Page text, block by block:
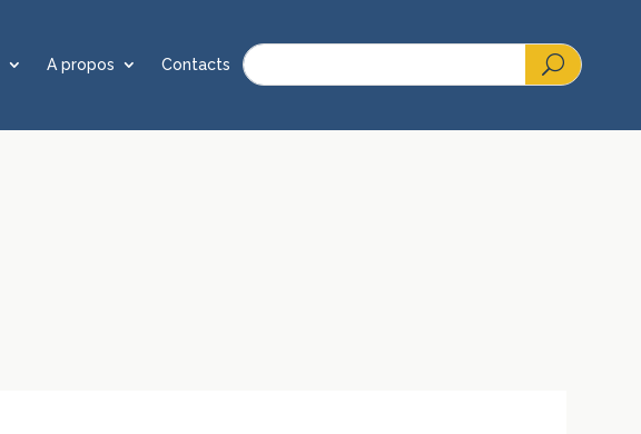
A propos Contacts